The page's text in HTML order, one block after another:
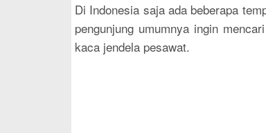
Di Indonesia saja ada beberapa
pengunjung umumnya ingin
kaca jendela pesawat.